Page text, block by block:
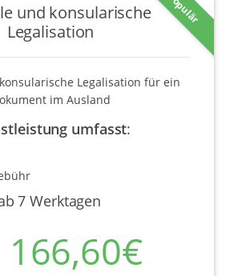
Populär
und konsularische
Legalisation
Legalisation für ein
im Ausland
umfasst:
7 Werktagen